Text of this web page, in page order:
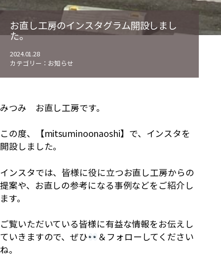
お直し工房のインスタグラム開設しまし
た。
2024.01.28
カテゴリー： お知らせ
みつみ お直し工房です。
この度、【mitsuminoonaoshi】で、インスタを
開設しました。
インスタでは、皆様に役に立つお直し工房からの
提案や、お直しの参考になる事例などをご紹介し
ます。
ご覧いただいている皆様に有益な情報をお伝えし
ていきますので、ぜひ
＆フォローしてください
ね。